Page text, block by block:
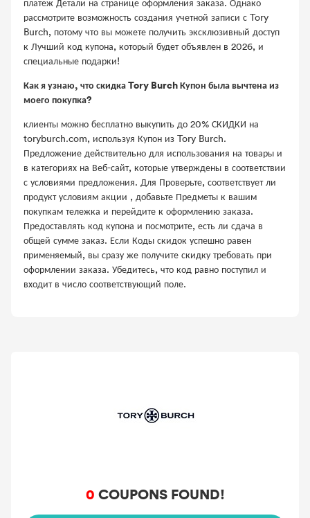
0 COUPONS FOUND!
рассмотрите возможность создания учетной записи с Tory
Burch, потому что вы можете получить эксклюзивный доступ
к Лучший код купона, который будет объявлен в 2026, и
специальные подарки!
Как я узнаю, что скидка Tory Burch Купон была вычтена из
моего покупка?
клиенты можно бесплатно выкупить до 20% СКИДКИ на
toryburch.com, используя Купон из Tory Burch.
Предложение действительно для использования на товары и
в категориях на Веб-сайт, которые утверждены в соответствии
с условиями предложения. Для Проверьте, соответствует ли
продукт условиям акции , добавьте Предметы к вашим
покупкам тележка и перейдите к оформлению заказа.
Предоставлять код купона и посмотрите, есть ли сдача в
общей сумме заказ. Если Коды скидок успешно равен
применяемый, вы сразу же получите скидку требовать при
оформлении заказа. Убедитесь, что код равно поступил и
входит в число соответствующий поле.